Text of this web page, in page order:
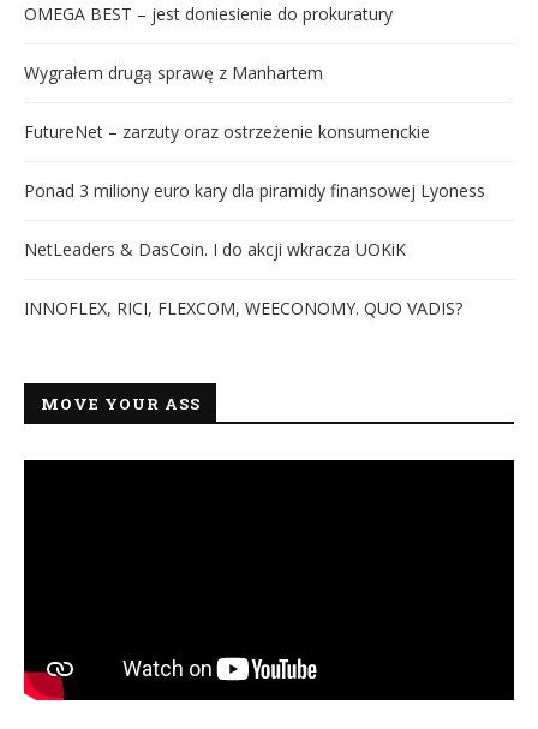
OMEGA BEST – jest doniesienie do prokuratury
Wygrałem drugą sprawę z Manhartem
FutureNet – zarzuty oraz ostrzeżenie konsumenckie
Ponad 3 miliony euro kary dla piramidy finansowej Lyoness
NetLeaders & DasCoin. I do akcji wkracza UOKiK
INNOFLEX, RICI, FLEXCOM, WEECONOMY. QUO VADIS?
MOVE YOUR ASS